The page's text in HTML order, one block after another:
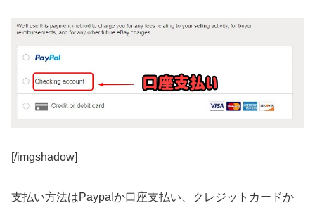
[/imgshadow]
支払い方法はPaypalか口座支払い、クレジットカードか